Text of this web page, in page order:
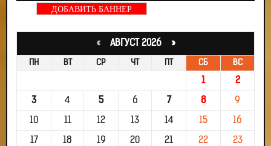
ДОБАВИТЬ БАННЕР
«АВГУСТ 2026 »
ПН ВТ СР ЧТ ПТ СБ ВС
1 2
3 4 5 6 7 8 9
10 11 12 13 14 15 16
17 18 19 20 21 22 23